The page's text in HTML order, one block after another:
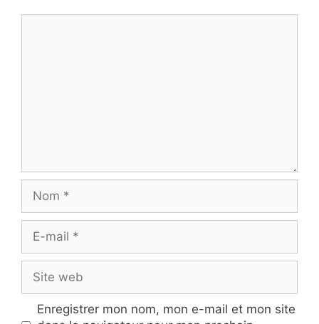
mail
web
Enregistrer mon nom, mon e-mail et mon site